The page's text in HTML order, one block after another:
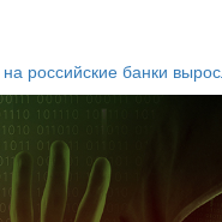
российские банки